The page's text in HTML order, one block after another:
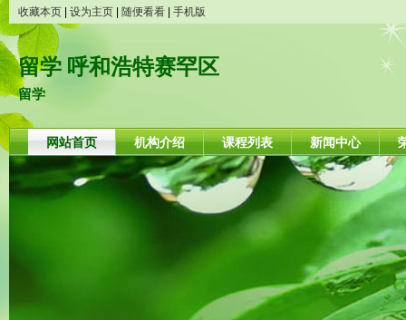
收藏本页 设为主页 随便看看 手机版
留学 呼和浩特赛罕区
留学
网站首页 机构介绍 课程列表 新闻中心